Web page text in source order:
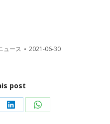
ュース 2021-06-30
post
Share Share